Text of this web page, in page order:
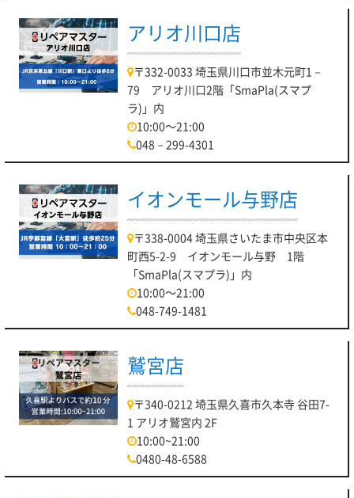
アリオ川口店
〒332-0033 埼玉県川口市並木元町1－
79 アリオ川口2階「SmaPla(スマプ
ラ)」内
10:00～21:00
048－299-4301
イオンモール与野店
〒338-0004 埼玉県さいたま市中央区本
町西5-2-9 イオンモール与野 1階
「SmaPla(スマプラ)」内
10:00～21:00
048-749-1481
鷲宮店
〒340-0212 埼玉県久喜市久本寺 谷田7-
1 アリオ鷲宮内 2F
10:00~21:00
0480-48-6588